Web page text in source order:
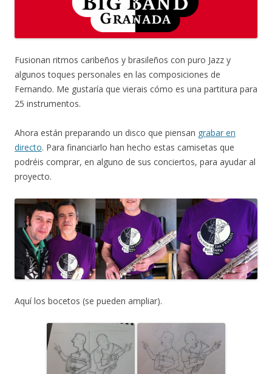
Fusionan ritmos caribeños y brasileños con puro Jazz y
algunos toques personales en las composiciones de
Fernando. Me gustaría que vierais cómo es una partitura para
25 instrumentos.
Ahora están preparando un disco que piensan grabar en
directo. Para financiarlo han hecho estas camisetas que
podréis comprar, en alguno de sus conciertos, para ayudar al
proyecto.
Aquí los bocetos (se pueden ampliar).